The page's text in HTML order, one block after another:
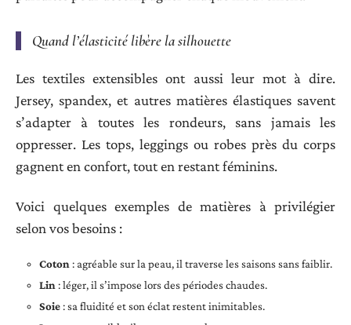
Quand l’élasticité libère la silhouette
Les textiles extensibles ont aussi leur mot à dire.
Jersey, spandex, et autres matières élastiques savent
s’adapter à toutes les rondeurs, sans jamais les
oppresser. Les tops, leggings ou robes près du corps
gagnent en confort, tout en restant féminins.
Voici quelques exemples de matières à privilégier
selon vos besoins :
Coton: agréable sur la peau, il traverse les saisons sans faiblir.
Lin: léger, il s’impose lors des périodes chaudes.
Soie: sa fluidité et son éclat restent inimitables.